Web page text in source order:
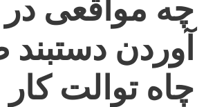
چه مواقعی در
آوردن دستبند
چاه توالت